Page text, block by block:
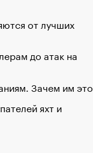
от лучших
до атак на
Зачем им это
яхт и